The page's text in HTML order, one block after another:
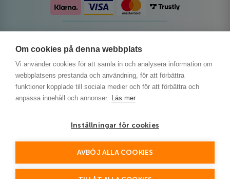
Om cookies på denna webbplats
Vi använder cookies för att samla in och analysera information om
webbplatsens prestanda och användning, för att förbättra
funktioner kopplade till sociala medier och för att förbättra och
anpassa innehåll och annonser. Läs mer
Inställningar för cookies
AVBÖJ ALLA COOKIES
This site is protected by reCAPTCHA and the Google
andTerms of Service apply.